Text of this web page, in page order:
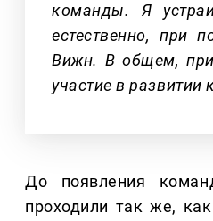
команды. Я
естественно, при
Вижн. В общем,
участие в
До появления
проходили так же,